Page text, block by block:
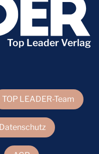
TOP LEADER-Team
Datenschutz
Top Leader Verlag